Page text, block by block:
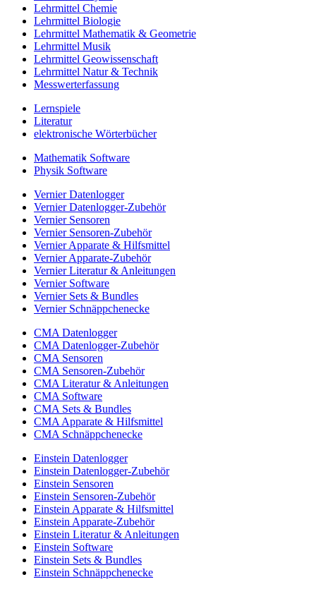
Lehrmittel Chemie
Lehrmittel Biologie
Lehrmittel Mathematik & Geometrie
Lehrmittel Musik
Lehrmittel Geowissenschaft
Lehrmittel Natur & Technik
Messwerterfassung
Lernspiele
Literatur
elektronische Wörterbücher
Mathematik Software
Physik Software
Vernier Datenlogger
Vernier Datenlogger-Zubehör
Vernier Sensoren
Vernier Sensoren-Zubehör
Vernier Apparate & Hilfsmittel
Vernier Apparate-Zubehör
Vernier Literatur & Anleitungen
Vernier Software
Vernier Sets & Bundles
Vernier Schnäppchenecke
CMA Datenlogger
CMA Datenlogger-Zubehör
CMA Sensoren
CMA Sensoren-Zubehör
CMA Literatur & Anleitungen
CMA Software
CMA Sets & Bundles
CMA Apparate & Hilfsmittel
CMA Schnäppchenecke
Einstein Datenlogger
Einstein Datenlogger-Zubehör
Einstein Sensoren
Einstein Sensoren-Zubehör
Einstein Apparate & Hilfsmittel
Einstein Apparate-Zubehör
Einstein Literatur & Anleitungen
Einstein Software
Einstein Sets & Bundles
Einstein Schnäppchenecke